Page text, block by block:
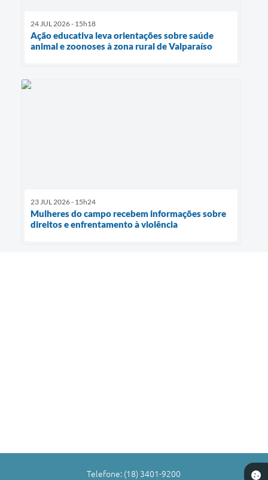
24 JUL 2026 - 15h18
Ação educativa leva orientações sobre saúde
animal e zoonoses à zona rural de Valparaíso
23 JUL 2026 - 15h24
Mulheres do campo recebem informações sobre
direitos e enfrentamento à violência
Telefone: (18) 3401-9200